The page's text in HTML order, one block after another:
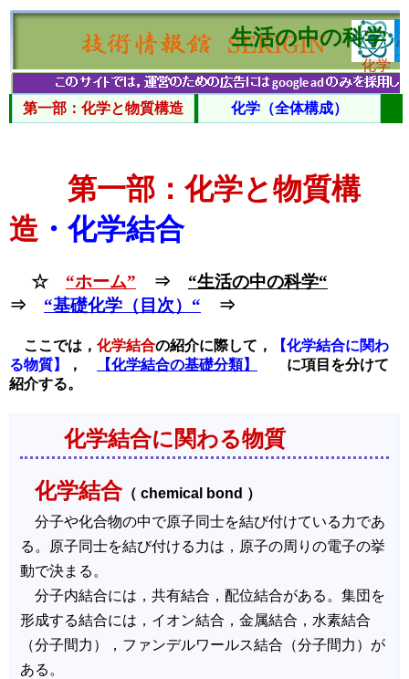
生活の中の科学
化学
第一部：化学と物質構造 化学（全体構成）
第一部：化学と物質構
造・化学結合
☆ “ホーム” ⇒ “生活の中の科学“
⇒ “基礎化学（目次）“ ⇒
ここでは， 化学結合の紹介に際して，
【化学結合に関わ
る物質】
， 【化学結合の基礎分類】
に項目を分けて
紹介する。
化学結合に関わる物質
化学結合（ chemical bond ）
分子や化合物の中で原子同士を結び付けている力であ
る。原子同士を結び付ける力は，原子の周りの電子の挙
動で決まる。
分子内結合には，共有結合，配位結合がある。集団を
形成する結合には，イオン結合，金属結合，水素結合
（分子間力），ファンデルワールス結合（分子間力）が
ある。